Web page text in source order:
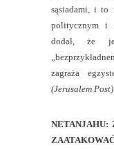
sąsiadami, i to
politycznym i
dodał, że
zagraża
(Jerusalem Post)
NETANJAHU: